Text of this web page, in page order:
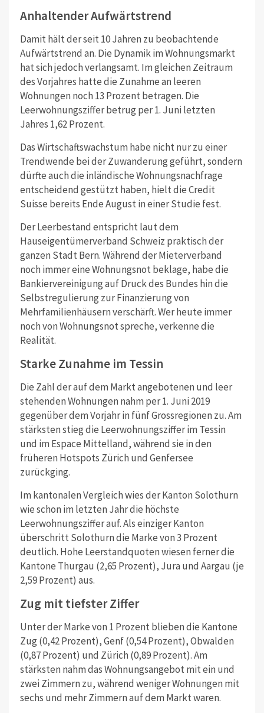
Anhaltender Aufwärtstrend
Damit hält der seit 10 Jahren zu beobachtende
Aufwärtstrend an. Die Dynamik im Wohnungsmarkt
hat sich jedoch verlangsamt. Im gleichen Zeitraum
des Vorjahres hatte die Zunahme an leeren
Wohnungen noch 13 Prozent betragen. Die
Leerwohnungsziffer betrug per 1. Juni letzten
Jahres 1,62 Prozent.
Das Wirtschaftswachstum habe nicht nur zu einer
Trendwende bei der Zuwanderung geführt, sondern
dürfte auch die inländische Wohnungsnachfrage
entscheidend gestützt haben, hielt die Credit
Suisse bereits Ende August in einer Studie fest.
Der Leerbestand entspricht laut dem
Hauseigentümerverband Schweiz praktisch der
ganzen Stadt Bern. Während der Mieterverband
noch immer eine Wohnungsnot beklage, habe die
Bankiervereinigung auf Druck des Bundes hin die
Selbstregulierung zur Finanzierung von
Mehrfamilienhäusern verschärft. Wer heute immer
noch von Wohnungsnot spreche, verkenne die
Realität.
Starke Zunahme im Tessin
Die Zahl der auf dem Markt angebotenen und leer
stehenden Wohnungen nahm per 1. Juni 2019
gegenüber dem Vorjahr in fünf Grossregionen zu. Am
stärksten stieg die Leerwohnungsziffer im Tessin
und im Espace Mittelland, während sie in den
früheren Hotspots Zürich und Genfersee
zurückging.
Im kantonalen Vergleich wies der Kanton Solothurn
wie schon im letzten Jahr die höchste
Leerwohnungsziffer auf. Als einziger Kanton
überschritt Solothurn die Marke von 3 Prozent
deutlich. Hohe Leerstandquoten wiesen ferner die
Kantone Thurgau (2,65 Prozent), Jura und Aargau (je
2,59 Prozent) aus.
Zug mit tiefster Ziffer
Unter der Marke von 1 Prozent blieben die Kantone
Zug (0,42 Prozent), Genf (0,54 Prozent), Obwalden
(0,87 Prozent) und Zürich (0,89 Prozent). Am
stärksten nahm das Wohnungsangebot mit ein und
zwei Zimmern zu, während weniger Wohnungen mit
sechs und mehr Zimmern auf dem Markt waren.